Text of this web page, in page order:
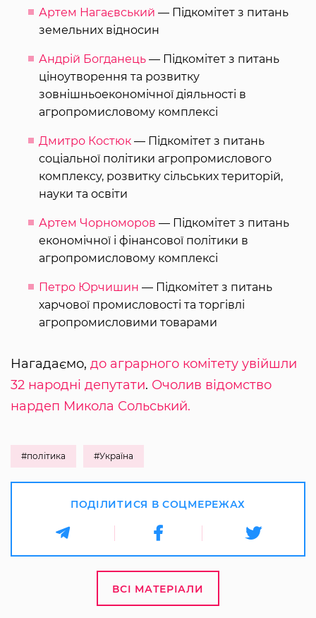
Артем Нагаєвський — Підкомітет з питань
земельних відносин
Андрій Богданець — Підкомітет з питань
ціноутворення та розвитку
зовнішньоекономічної діяльності в
агропромисловому комплексі
Дмитро Костюк — Підкомітет з питань
соціальної політики агропромислового
комплексу, розвитку сільських територій,
науки та освіти
Артем Чорноморов — Підкомітет з питань
економічної і фінансової політики в
агропромисловому комплексі
Петро Юрчишин — Підкомітет з питань
харчової промисловості та торгівлі
агропромисловими товарами
Нагадаємо, до аграрного комітету увійшли
32 народні депутати. Очолив відомство
нардеп Микола Сольський.
#політика #Україна
ПОДІЛИТИСЯ В СОЦМЕРЕЖАХ
ВСІ МАТЕРІАЛИ